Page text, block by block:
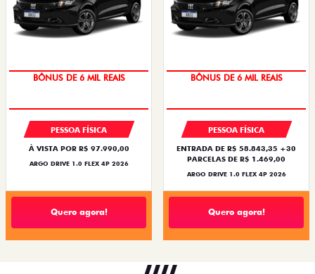
BÔNUS DE 6 MIL REAIS
PESSOA FÍSICA
À VISTA POR R$ 97.990,00
ARGO DRIVE 1.0 FLEX 4P 2026
Quero agora!
BÔNUS DE 6 MIL REAIS
PESSOA FÍSICA
ENTRADA DE R$ 58.843,35 +30
PARCELAS DE R$ 1.469,00
ARGO DRIVE 1.0 FLEX 4P 2026
Quero agora!